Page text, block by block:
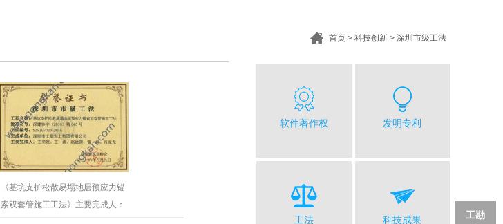
《基坑支护松散易塌地层预应力锚
索双套管施工工法》主要完成人：
首页 > 科技创新 > 深圳市级工法
软件著作权 发明专利
工法 科技成果
工勘